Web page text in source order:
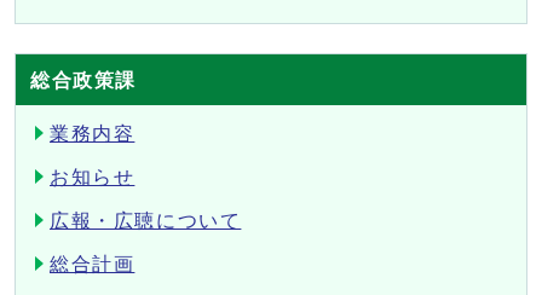
総合政策課
業務内容
お知らせ
広報・広聴について
総合計画